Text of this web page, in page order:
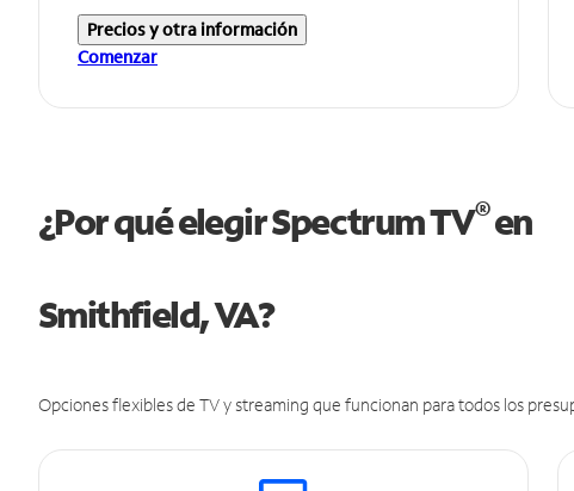
Precios y otra información
Comenzar
¿Por qué elegir Spectrum TV®en
Smithfield, VA?
Opciones flexibles de TV y streaming que funcionan para todos los